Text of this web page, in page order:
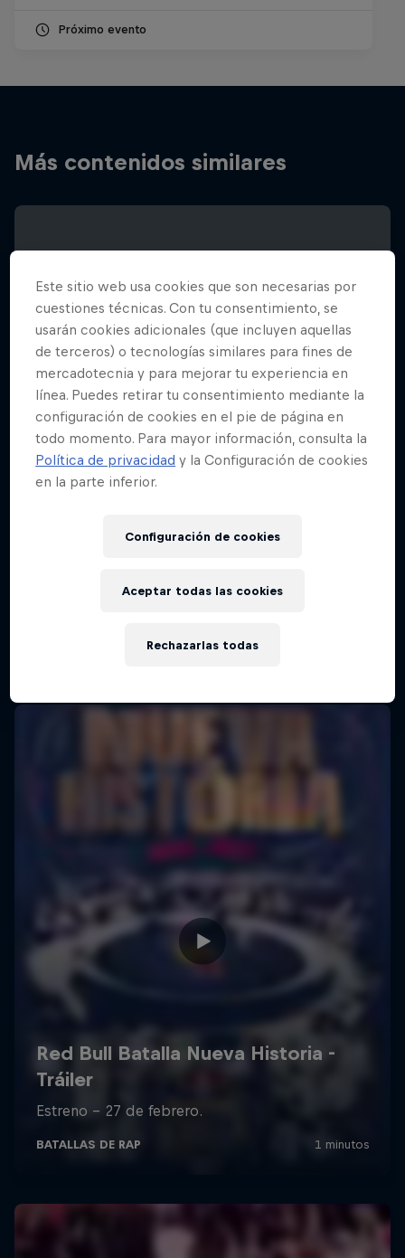
Próximo evento
Más contenidos similares
Red Bull Batalla Final Torneo de Plazas
Este sitio web usa cookies que son necesarias por
cuestiones técnicas. Con tu consentimiento, se
usarán cookies adicionales (que incluyen aquellas
de terceros) o tecnologías similares para fines de
mercadotecnia y para mejorar tu experiencia en
línea. Puedes retirar tu consentimiento mediante la
configuración de cookies en el pie de página en
todo momento. Para mayor información, consulta la
Política de privacidad y la Configuración de cookies
en la parte inferior.
Configuración de cookies
Rechazarlas todas
Aceptar todas las cookies